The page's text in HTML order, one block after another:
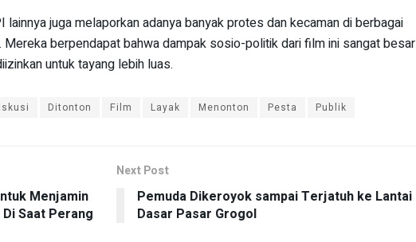
lainnya juga melaporkan adanya banyak protes dan kecaman di berbagai
Mereka berpendapat bahwa dampak sosio-politik dari film ini sangat besar
untuk tayang lebih luas.
Ditonton Film Layak Menonton Pesta Publik
Menjamin
Saat Perang
Next Post
Pemuda Dikeroyok sampai Terjatuh ke Lantai
Dasar Pasar Grogol